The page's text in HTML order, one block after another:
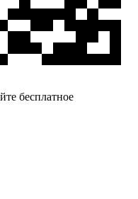
бесплатное